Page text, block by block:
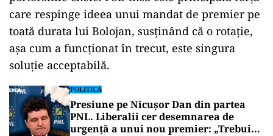
care respinge ideea unui mandat de premier pe
toată durata lui Bolojan, susținând că o rotație,
așa cum a funcționat în trecut, este singura
soluție acceptabilă.
POLITICĂ
Presiune pe Nicușor Dan din partea
PNL. Liberalii cer desemnarea de
urgență a unui nou premier: „Trebuie